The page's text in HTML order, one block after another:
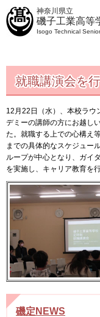
神奈川県立
磯子工業高
Isogo Technical
就職講演会を
12月22日（水）、本校ラウ
デミーの講師の方にお越し
た。就職する上での心構え
までの具体的なスケジュー
ループが中心となり、ガイ
を実施し、キャリア教育を
磯定NEWS